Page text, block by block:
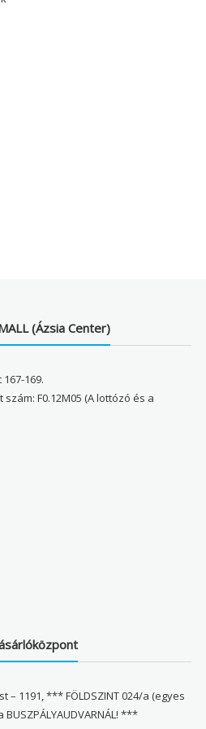
(Ázsia Center)
169.
szám: F0.12M05 (A lottózó és a
– 1191, *** FÖLDSZINT 024/a (egyes
***